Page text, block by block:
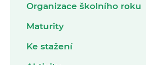
Organizace školního roku
Maturity
Ke stažení